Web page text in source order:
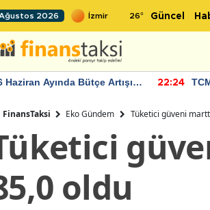
2026 26° Güncel
Haziran Ayında Bütçe Artışı
22:24
FinansTaksi Eko Gündem Tüketici güveni
oldu